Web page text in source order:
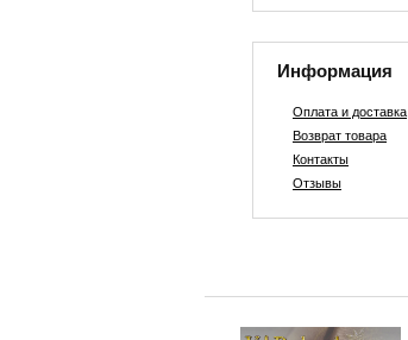
Информация
Оплата и доставка
Возврат товара
Контакты
Отзывы